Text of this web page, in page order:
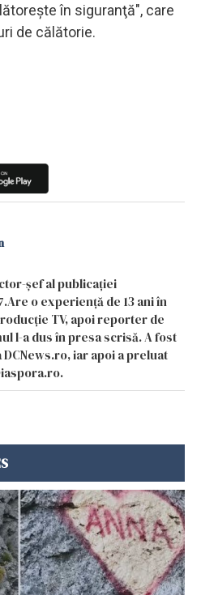
în siguranţă", care
de călătorie.
șef al publicației
o experiență de 13 ani în
TV, apoi reporter de
l-a dus în presa scrisă. A fost
iar apoi a preluat